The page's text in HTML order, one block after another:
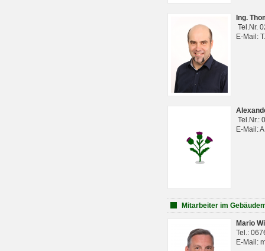
Ing.
Tel.Nr.
E-Mail:
Tel.Nr.:
E-Mail:
Mitarbeiter im
Mario
Tel.:
E-Mail: